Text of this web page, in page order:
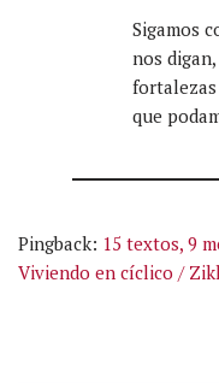
Sigamos
nos
fortalezas
que
Pingback: 15 textos, 9
Viviendo en cíclico /